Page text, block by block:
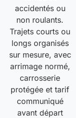
accidentés ou
non roulants.
Trajets courts ou
longs organisés
sur mesure, avec
arrimage normé,
carrosserie
protégée et tarif
communiqué
avant départ